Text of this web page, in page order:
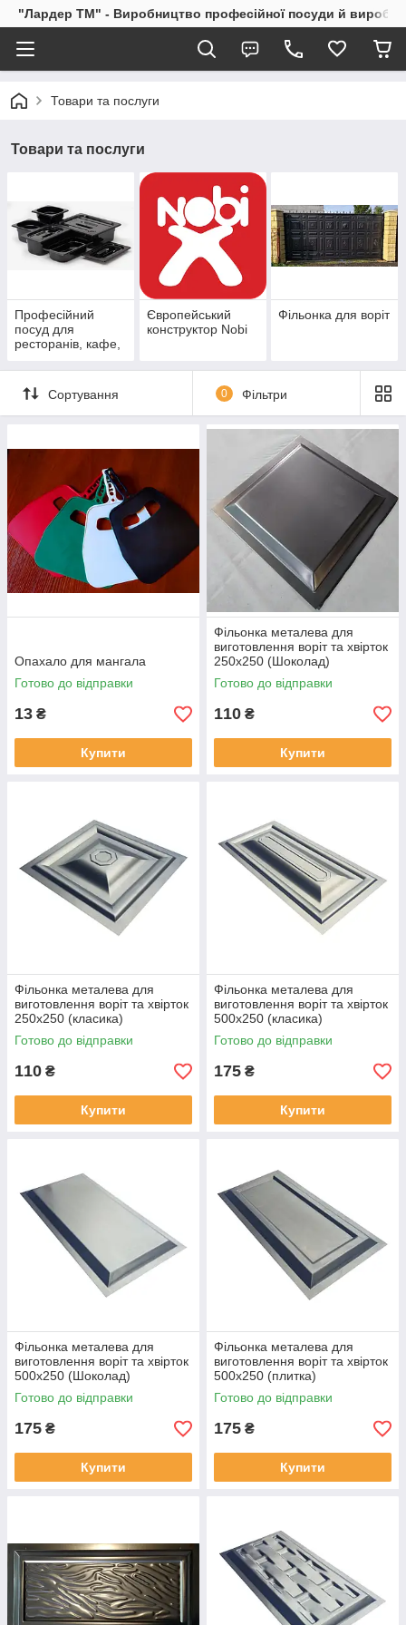
"Лардер TM" - Виробництво професійної посуди й виробів
Товари та послуги
Товари та послуги
Професійний
посуд для
ресторанів, кафе,
Європейський
конструктор Nobi
Фільонка для воріт
Сортування 0 Фільтри
Опахало для мангала
Готово до відправки
13 ₴
Купити
Фільонка металева для
виготовлення воріт та хвірток
250х250 (Шоколад)
Готово до відправки
110 ₴
Купити
Фільонка металева для
виготовлення воріт та хвірток
250х250 (класика)
Готово до відправки
110 ₴
Купити
Фільонка металева для
виготовлення воріт та хвірток
500х250 (класика)
Готово до відправки
175 ₴
Купити
Фільонка металева для
виготовлення воріт та хвірток
500х250 (Шоколад)
Готово до відправки
175 ₴
Купити
Фільонка металева для
виготовлення воріт та хвірток
500х250 (плитка)
Готово до відправки
175 ₴
Купити